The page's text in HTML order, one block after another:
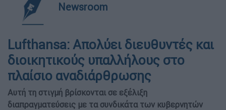
Newsroom
Lufthansa: Απολύει διευθυντές και
διοικητικούς υπαλλήλους στο
πλαίσιο αναδιάρθρωσης
Αυτή τη στιγμή βρίσκονται σε εξέλιξη
διαπραγματεύσεις με τα συνδικάτα των κυβερνητών